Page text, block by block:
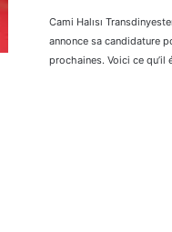
Cami Halısı
annonce sa candidature
prochaines. Voici ce qu’il